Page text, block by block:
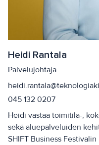
Heidi Rantala
Palvelujohtaja
045 132 0207
Heidi vastaa toimitila-,
sekä aluepalveluiden
SHIFT Business